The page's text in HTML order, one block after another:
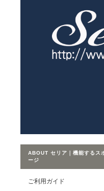
ABOUT セリア｜機能する
ージ
ご利用ガイド